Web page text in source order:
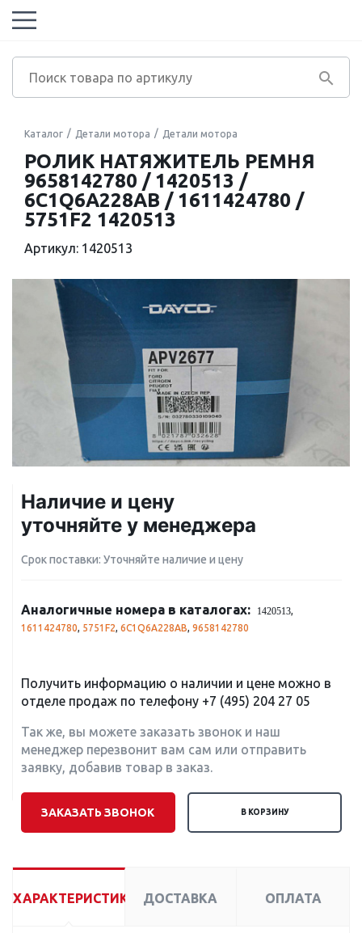
Каталог Детали мотора Детали мотора
РОЛИК НАТЯЖИТЕЛЬ РЕМНЯ
9658142780 / 1420513 /
6C1Q6A228AB / 1611424780 /
5751F2 1420513
Артикул: 1420513
Наличие и цену
уточняйте у менеджера
Срок поставки: Уточняйте наличие и цену
Аналогичные номера в каталогах: 1420513,
1611424780, 5751F2, 6C1Q6A228AB, 9658142780
Получить информацию о наличии и цене можно в
отделе продаж по телефону +7 (495) 204 27 05
Так же, вы можете заказать звонок и наш
менеджер перезвонит вам сам или отправить
заявку, добавив товар в заказ.
ЗАКАЗАТЬ ЗВОНОК В КОРЗИНУ
ХАРАКТЕРИСТИКИ ДОСТАВКА ОПЛАТА